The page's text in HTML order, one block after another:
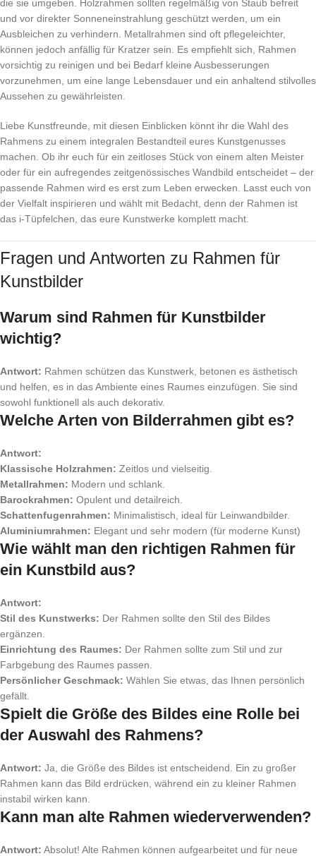
die sie umgeben. Holzrahmen sollten regelmäßig von Staub befreit
und vor direkter Sonneneinstrahlung geschützt werden, um ein
Ausbleichen zu verhindern. Metallrahmen sind oft pflegeleichter,
können jedoch anfällig für Kratzer sein. Es empfiehlt sich, Rahmen
vorsichtig zu reinigen und bei Bedarf kleine Ausbesserungen
vorzunehmen, um eine lange Lebensdauer und ein anhaltend stilvolles
Aussehen zu gewährleisten.
Liebe Kunstfreunde, mit diesen Einblicken könnt ihr die Wahl des
Rahmens zu einem integralen Bestandteil eures Kunstgenusses
machen. Ob ihr euch für ein zeitloses Stück von einem alten Meister
oder für ein aufregendes zeitgenössisches Wandbild entscheidet – der
passende Rahmen wird es erst zum Leben erwecken. Lasst euch von
der Vielfalt inspirieren und wählt mit Bedacht, denn der Rahmen ist
das i-Tüpfelchen, das eure Kunstwerke komplett macht.
Fragen und Antworten zu Rahmen für
Kunstbilder
Warum sind Rahmen für Kunstbilder
wichtig?
Antwort: Rahmen schützen das Kunstwerk, betonen es ästhetisch
und helfen, es in das Ambiente eines Raumes einzufügen. Sie sind
sowohl funktionell als auch dekorativ.
Welche Arten von Bilderrahmen gibt es?
Antwort:
Klassische Holzrahmen: Zeitlos und vielseitig.
Metallrahmen: Modern und schlank.
Barockrahmen: Opulent und detailreich.
Schattenfugenrahmen: Minimalistisch, ideal für Leinwandbilder.
Aluminiumrahmen: Elegant und sehr modern (für moderne Kunst)
Wie wählt man den richtigen Rahmen für
ein Kunstbild aus?
Antwort:
Stil des Kunstwerks: Der Rahmen sollte den Stil des Bildes
ergänzen.
Einrichtung des Raumes: Der Rahmen sollte zum Stil und zur
Farbgebung des Raumes passen.
Persönlicher Geschmack: Wählen Sie etwas, das Ihnen persönlich
gefällt.
Spielt die Größe des Bildes eine Rolle bei
der Auswahl des Rahmens?
Antwort: Ja, die Größe des Bildes ist entscheidend. Ein zu großer
Rahmen kann das Bild erdrücken, während ein zu kleiner Rahmen
instabil wirken kann.
Kann man alte Rahmen wiederverwenden?
Antwort: Absolut! Alte Rahmen können aufgearbeitet und für neue